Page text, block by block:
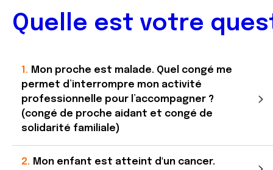
Quelle est votre
Mon proche est malade. Quel congé me
permet d’interrompre mon activité
professionnelle pour l’accompagner ?
(congé de proche aidant et congé de
solidarité familiale)
Mon enfant est atteint d'un cancer.